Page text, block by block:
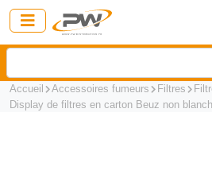
Accueil Accessoires fumeurs Filtres
Display de filtres en carton Beuz non